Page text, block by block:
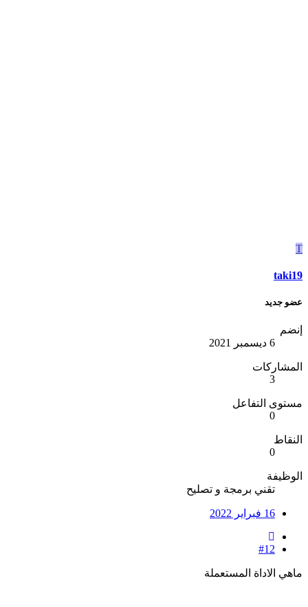
T
taki19
عضو جديد
إنضم
6 ديسمبر 2021
المشاركات
3
مستوى التفاعل
0
النقاط
0
الوظيفة
تقني برمجة و تصليح
16 فبراير 2022
#12
ماهي الاداة المستعملة